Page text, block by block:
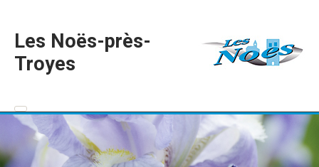
Les Noës-près-
Troyes